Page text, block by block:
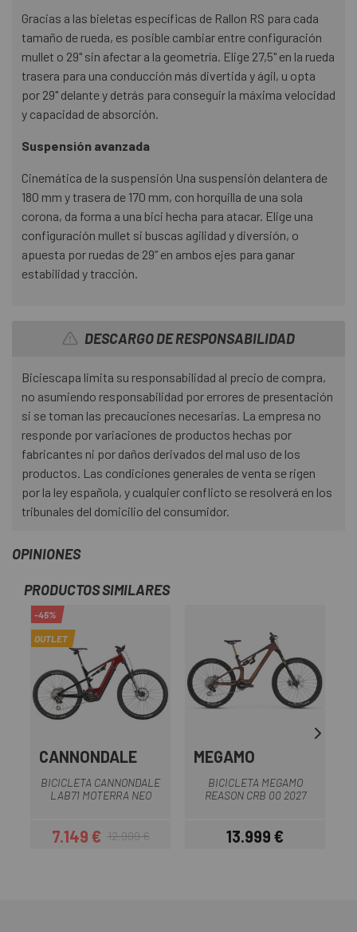
Gracias a las bieletas específicas de Rallon RS para cada
tamaño de rueda, es posible cambiar entre configuración
mullet o 29" sin afectar a la geometría. Elige 27,5" en la rueda
trasera para una conducción más divertida y ágil, u opta
por 29" delante y detrás para conseguir la máxima velocidad
y capacidad de absorción.
Suspensión avanzada
Cinemática de la suspensión Una suspensión delantera de
180 mm y trasera de 170 mm, con horquilla de una sola
corona, da forma a una bici hecha para atacar. Elige una
configuración mullet si buscas agilidad y diversión, o
apuesta por ruedas de 29” en ambos ejes para ganar
estabilidad y tracción.
DESCARGO DE RESPONSABILIDAD
Biciescapa limita su responsabilidad al precio de compra,
no asumiendo responsabilidad por errores de presentación
si se toman las precauciones necesarias. La empresa no
responde por variaciones de productos hechas por
fabricantes ni por daños derivados del mal uso de los
productos. Las condiciones generales de venta se rigen
por la ley española, y cualquier conflicto se resolverá en los
tribunales del domicilio del consumidor.
OPINIONES
PRODUCTOS SIMILARES
-45%
OUTLET
CANNONDALE
BICICLETA CANNONDALE
LAB71 MOTERRA NEO
Precio
7.149 €Precio regular
12.999 €
MEGAMO
BICICLETA MEGAMO
REASON CRB 00 2027
Precio
13.999 €